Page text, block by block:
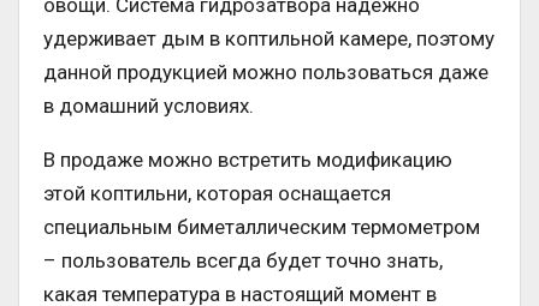
удерживает дым в коптильной камере, поэтому
данной продукцией можно пользоваться даже
в домашний условиях.
В продаже можно встретить модификацию
этой коптильни, которая оснащается
специальным биметаллическим термометром
– пользователь всегда будет точно знать,
какая температура в настоящий момент в